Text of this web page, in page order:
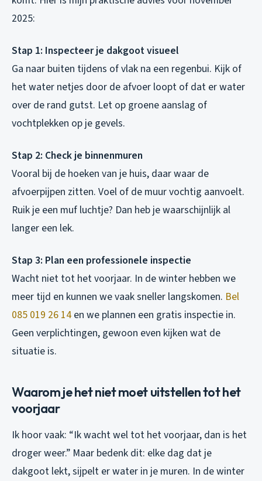
2025:
Stap 1: Inspecteer je dakgoot visueel
Ga naar buiten tijdens of vlak na een regenbui. Kijk of
het water netjes door de afvoer loopt of dat er water
over de rand gutst. Let op groene aanslag of
vochtplekken op je gevels.
Stap 2: Check je binnenmuren
Vooral bij de hoeken van je huis, daar waar de
afvoerpijpen zitten. Voel of de muur vochtig aanvoelt.
Ruik je een muf luchtje? Dan heb je waarschijnlijk al
langer een lek.
Stap 3: Plan een professionele inspectie
Wacht niet tot het voorjaar. In de winter hebben we
meer tijd en kunnen we vaak sneller langskomen. Bel
085 019 26 14 en we plannen een gratis inspectie in.
Geen verplichtingen, gewoon even kijken wat de
situatie is.
Waarom je het niet moet uitstellen tot het
voorjaar
Ik hoor vaak: “Ik wacht wel tot het voorjaar, dan is het
droger weer.” Maar bedenk dit: elke dag dat je
dakgoot lekt, sijpelt er water in je muren. In de winter